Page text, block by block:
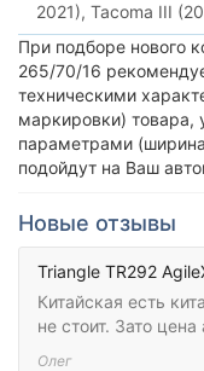
2021), Tacoma III
При подборе нового
265/70/16
техническими
маркировки) товара,
параметрами
подойдут на Ваш
Новые отзывы
Triangle TR292
Китайская есть
не стоит. Зато цена
Олег